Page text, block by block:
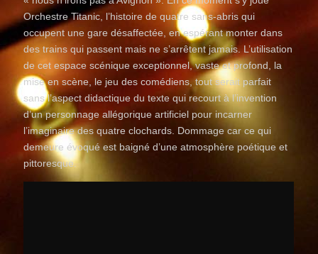
Orchestre Titanic, l’histoire de quatre sans-abris qui
occupent une gare désaffectée, en espérant monter dans
des trains qui passent mais ne s’arrêtent jamais. L’utilisation
de cet espace scénique exceptionnel, vaste et profond, la
mise en scène, le jeu des comédiens, tout serait parfait
sans l’aspect didactique du texte qui recourt à l’invention
d’un personnage allégorique artificiel pour incarner
l’imaginaire des quatre clochards. Dommage car ce qui
demeure évoqué est baigné d’une atmosphère poétique et
pittoresque.